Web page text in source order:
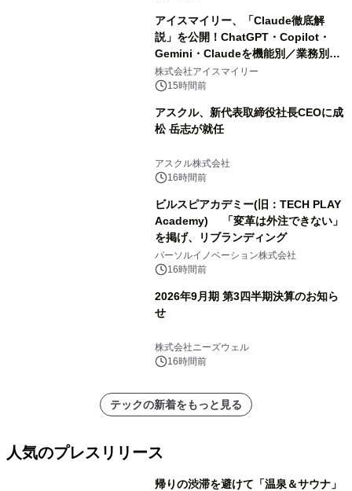
アイスマイリー、「Claude徹底解
説」を公開！ChatGPT・Copilot・
Gemini・Claudeを機能別／業務別に
比較―自社に合う生成AIの選び方がわ
かる実践ガイド
株式会社アイスマイリー
15時間前
アスクル、新代表取締役社長CEOに成
松 岳志が就任
アスクル株式会社
16時間前
ビルスピアカデミー(旧：TECH PLAY
Academy) 「変革は外注できない」
を掲げ、リブランディング
パーソルイノベーション株式会社
16時間前
2026年9月期 第3四半期決算のお知ら
せ
株式会社ニーズウェル
16時間前
テックの新着をもっと見る
人気のプレスリリース
帰りの渋滞を避けて「温泉＆サウナ」